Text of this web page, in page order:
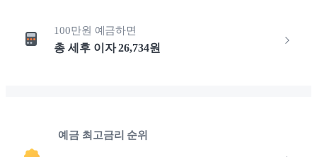
100만원 예금하면
총 세후 이자26,734원
예금 최고금리 순위